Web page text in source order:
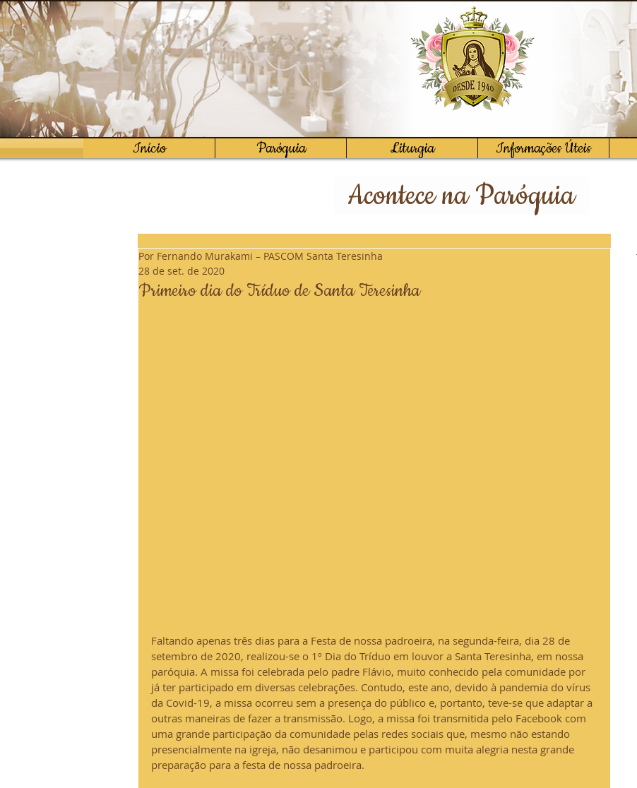
Início Paróquia Liturgia Informações Úteis
Acontece na Paróquia
Primeiro dia do Tríduo de Santa Teresinha
Por Fernando Murakami – PASCOM Santa Teresinha
28 de set. de 2020
Faltando apenas três dias para a Festa de nossa padroeira, na segunda-feira, dia 28 de
setembro de 2020, realizou-se o 1º Dia do Tríduo em louvor a Santa Teresinha, em nossa
paróquia. A missa foi celebrada pelo padre Flávio, muito conhecido pela comunidade por
já ter participado em diversas celebrações. Contudo, este ano, devido à pandemia do vírus
da Covid-19, a missa ocorreu sem a presença do público e, portanto, teve-se que adaptar a
outras maneiras de fazer a transmissão. Logo, a missa foi transmitida pelo Facebook com
uma grande participação da comunidade pelas redes sociais que, mesmo não estando
presencialmente na igreja, não desanimou e participou com muita alegria nesta grande
preparação para a festa de nossa padroeira.